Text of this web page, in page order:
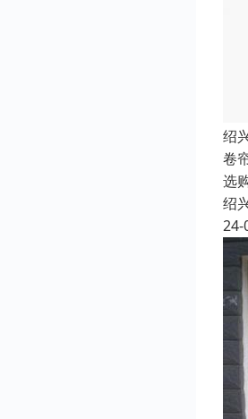
绍
卷
选
绍
24-